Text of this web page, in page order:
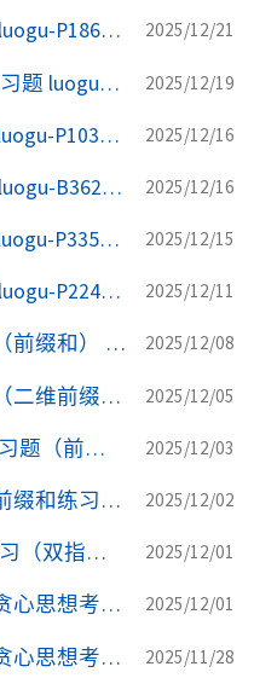
【GESP】C++五级练习题 luogu-P1865 A % B Problem 2025/12/21
【GESP】C++五级/四级练习题 luogu-P1413 坚果保龄球 2025/12/19
【GESP】C++五级练习题 luogu-P1031 [NOIP 2002 提高组] 均分纸牌 2025/12/16
【GESP】C++五级练习题 luogu-B3628 机器猫斗恶龙 2025/12/16
【GESP】C++五级练习题 luogu-P3353 在你窗外闪耀的星星 2025/12/15
【GESP】C++五级练习题 luogu-P2242 公路维修问题 2025/12/11
【GESP】C++五级练习题（前缀和） luogu-P1114 “非常男女”计划 2025/12/08
【GESP】C++五级练习题（二维前缀和） luogu-P2004 领地选择 2025/12/05
【GESP】C++五级/六级练习题（前缀和/动态规划考点） luogu-P1719 最大加权矩形 2025/12/03
【GESP】C++五级练习（前缀和练习） luogu-P1387 最大正方形 2025/12/02
【GESP】C++五级/四级练习（双指针/数学） luogu-P1147 连续自然数和 2025/12/01
【GESP】C++五级练习（贪心思想考点） luogu-P1115 最大子段和 2025/12/01
【GESP】C++五级练习（贪心思想考点） luogu-P9532 [YsOI2023] 前缀和 2025/11/28